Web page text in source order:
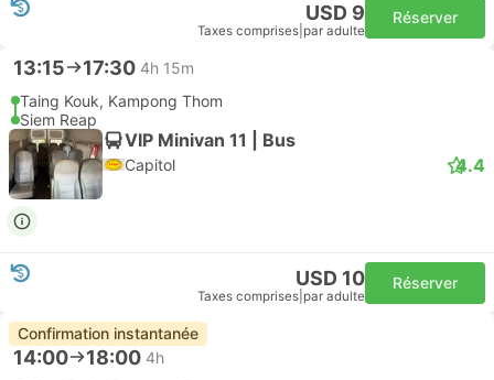
USD 9
Taxes comprises par adulte
Réserver
13:15 17:30 4h 15m
Taing Kouk, Kampong Thom
Siem Reap
VIP Minivan 11 | Bus
Capitol 4.4
USD 10
Taxes comprises par adulte
Réserver
Confirmation instantanée
14:00 18:00 4h